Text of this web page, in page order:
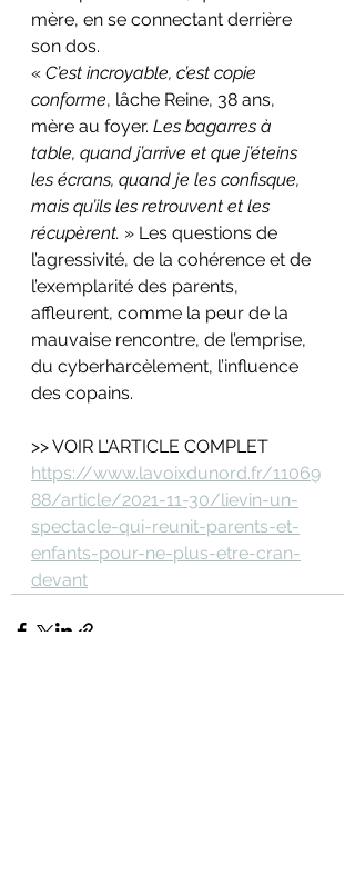
mère, en se connectant derrière
son dos.
« C’est incroyable, c’est copie
conforme, lâche Reine, 38 ans,
mère au foyer. Les bagarres à
table, quand j’arrive et que j’éteins
les écrans, quand je les confisque,
mais qu’ils les retrouvent et les
récupèrent. » Les questions de
l’agressivité, de la cohérence et de
l’exemplarité des parents,
affleurent, comme la peur de la
mauvaise rencontre, de l’emprise,
du cyberharcèlement, l’influence
des copains.
>> VOIR L'ARTICLE COMPLET
https://www.lavoixdunord.fr/11069
88/article/2021-11-30/lievin-un-
spectacle-qui-reunit-parents-et-
enfants-pour-ne-plus-etre-cran-
devant